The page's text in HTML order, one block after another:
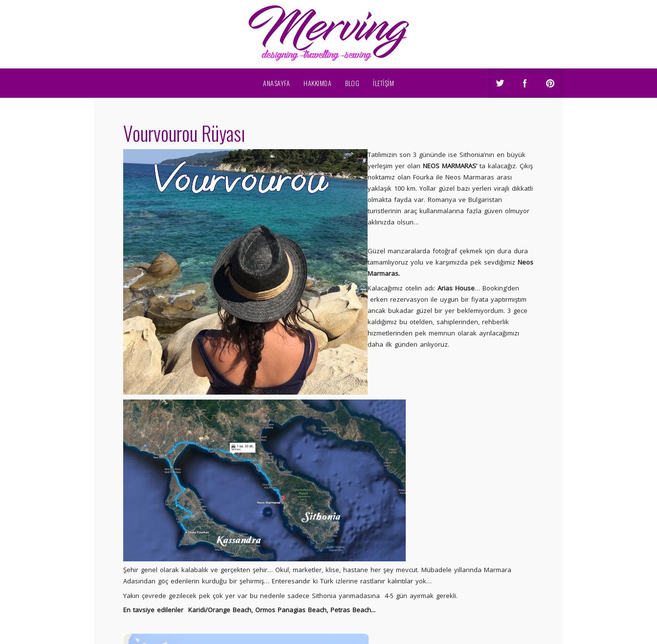
ANASAYFA HAKKIMDA BLOG İLETİŞİM
Vourvourou Rüyası
Tatilimizin son 3 gününde ise Sithonia’nın en büyük
yerleşim yer olan NEOS MARMARAS’ ta kalacağız. Çıkış
noktamız olan Fourka ile Neos Marmaras arası
yaklaşık 100 km. Yollar güzel bazı yerleri virajlı dikkatli
olmakta fayda var. Romanya ve Bulgaristan
turistlerinin araç kullanmalarına fazla güven olmuyor
aklınızda olsun…
Güzel manzaralarda fotoğraf çekmek için dura dura
tamamlıyoruz yolu ve karşımızda pek sevdiğimiz Neos
Marmaras.
Kalacağımız otelin adı: Arias House… Booking’den
erken rezervasyon ile uygun bir fiyata yaptırmıştım
ancak bukadar güzel bir yer beklemiyordum. 3 gece
kaldığımız bu otelden, sahiplerinden, rehberlik
hizmetlerinden pek memnun olarak ayrılacağımızı
daha ilk günden anlıyoruz.
Şehir genel olarak kalabalık ve gerçekten şehir… Okul, marketler, klise, hastane her şey mevcut. Mübadele yıllarında Marmara
Adasından göç edenlerin kurduğu bir şehirmiş… Enteresandır ki Türk izlerine rastlanır kalıntılar yok…
Yakın çevrede gezilecek pek çok yer var bu nedenle sadece Sithonia yarımadasına 4-5 gün ayırmak gerekli.
En tavsiye edilenler Karidi/Orange Beach, Ormos Panagias Beach, Petras Beach...